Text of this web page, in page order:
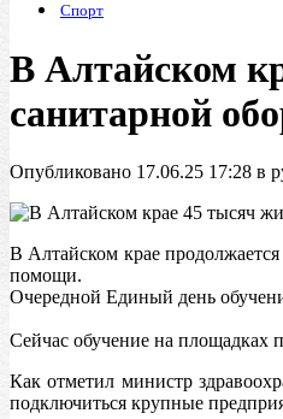
Спорт
В Алтайском
санитарной
Опубликовано 17.06.25 17:28 в
В Алтайском крае
помощи.
Очередной Единый день
Сейчас обучение на площадках
Как отметил министр
подключиться крупные